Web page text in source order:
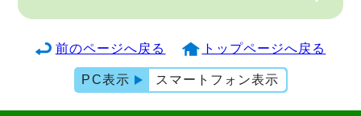
前のページへ戻る トップページへ戻る
PC表示 スマートフォン表示